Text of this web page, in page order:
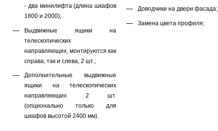
- два минилифта (длина шкафов
1800 и 2000);
Выдвижные ящики на
телескопических
направляющих, монтируются как
справа, так и слева, 2 шт.;
Дополнительные выдвижные
ящики на телескопических
направляющих 2 шт.
(опционально только для
шкафов высотой 2400 мм).
Доводчики на двери фасада;
Замена цвета профиля;